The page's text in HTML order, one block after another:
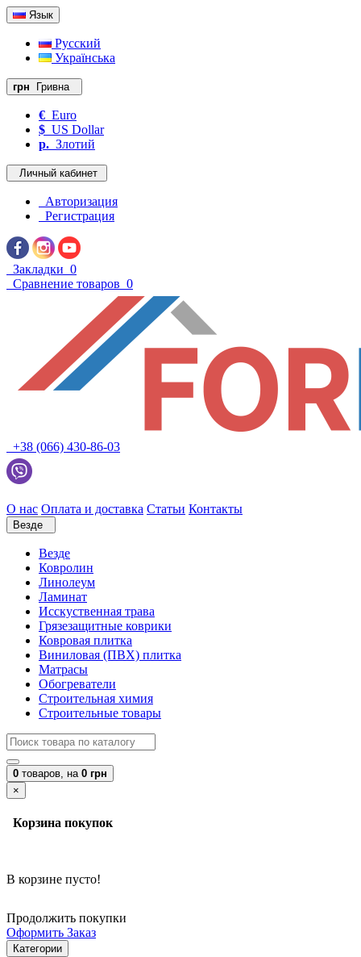
Язык
Русский
Українська
грн Гривна
€ Euro
$ US Dollar
р. Злотий
Личный кабинет
Авторизация
Регистрация
Закладки 0
Сравнение товаров 0
+38 (066) 430-86-03
О нас Оплата и доставка Статьи Контакты
Везде
Везде
Ковролин
Линолеум
Ламинат
Исскуственная трава
Грязезащитные коврики
Ковровая плитка
Виниловая (ПВХ) плитка
Матрасы
Обогреватели
Строительная химия
Строительные товары
0 товаров, на 0 грн
×
Корзина покупок
В корзине пусто!
Продолжить покупки
Оформить Заказ
Категории